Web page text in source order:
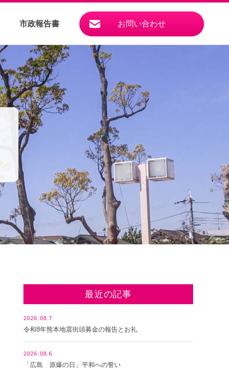
市政報告書 お問い合わせ
最近の記事
2026.08.7
令和8年熊本地震街頭募金の報告とお礼
2026.08.6
「広島 原爆の日」平和への誓い